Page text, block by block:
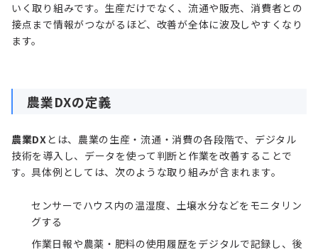
いく取り組みです。生産だけでなく、流通や販売、消費者との
接点まで情報がつながるほど、改善が全体に波及しやすくなり
ます。
農業DXの定義
農業DXとは、農業の生産・流通・消費の各段階で、デジタル
技術を導入し、データを使って判断と作業を改善することで
す。具体例としては、次のような取り組みが含まれます。
センサーでハウス内の温湿度、土壌水分などをモニタリン
グする
作業日報や農薬・肥料の使用履歴をデジタルで記録し、後